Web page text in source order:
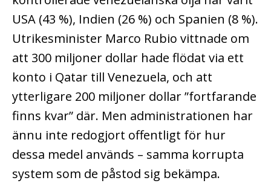
USA (43 %), Indien (26 %) och Spanien (8 %).
Utrikesminister Marco Rubio vittnade om
att 300 miljoner dollar hade flödat via ett
konto i Qatar till Venezuela, och att
ytterligare 200 miljoner dollar ”fortfarande
finns kvar” där. Men administrationen har
ännu inte redogjort offentligt för hur
dessa medel används – samma korrupta
system som de påstod sig bekämpa.